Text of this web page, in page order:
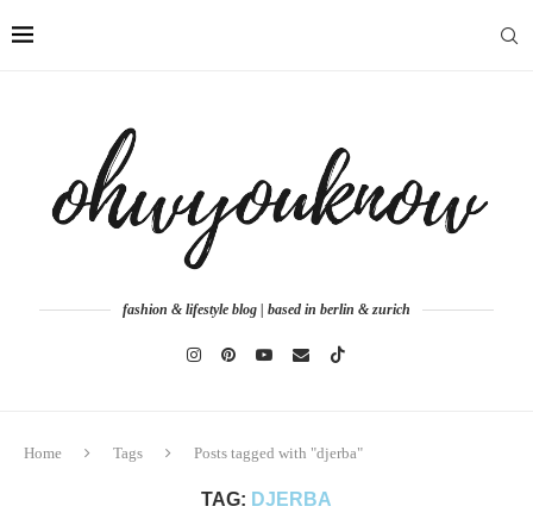
fashion & lifestyle blog | based in berlin & zurich
Home Tags Posts tagged with "djerba"
TAG: DJERBA